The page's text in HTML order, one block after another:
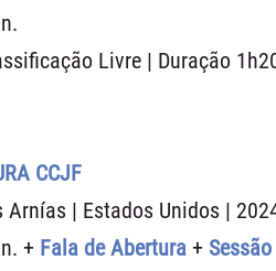
Livre | Duração
CCJF
Arnías | Estados Unidos |
+ Fala de Abertura +